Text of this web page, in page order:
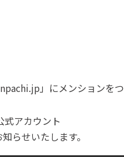
」にメンションをつ
式アカウント
らせいたします。